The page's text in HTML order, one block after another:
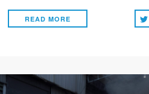
READ MORE